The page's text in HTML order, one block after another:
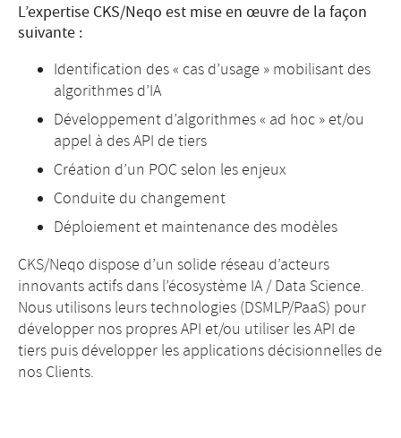
L’expertise CKS/Neqo est mise en œuvre de la façon
suivante :
Identification des « cas d’usage » mobilisant des
algorithmes d’IA
Développement d’algorithmes « ad hoc » et/ou
appel à des API de tiers
Création d’un POC selon les enjeux
Conduite du changement
Déploiement et maintenance des modèles
CKS/Neqo dispose d’un solide réseau d’acteurs
innovants actifs dans l’écosystème IA / Data Science.
Nous utilisons leurs technologies (DSMLP/PaaS) pour
développer nos propres API et/ou utiliser les API de
tiers puis développer les applications décisionnelles de
nos Clients.